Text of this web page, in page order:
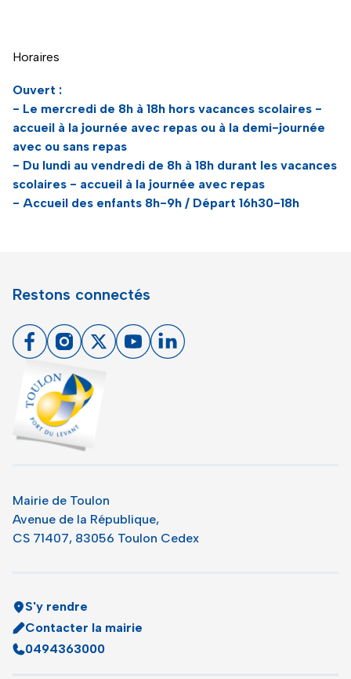
Horaires
Ouvert :
- Le mercredi de 8h à 18h hors vacances scolaires -
accueil à la journée avec repas ou à la demi-journée
avec ou sans repas
- Du lundi au vendredi de 8h à 18h durant les vacances
scolaires - accueil à la journée avec repas
- Accueil des enfants 8h-9h / Départ 16h30-18h
Restons connectés
FacebookInstagram
X YoutubeLinkedin
Mairie de Toulon
Avenue de la République,
CS 71407, 83056 Toulon Cedex
S'y rendre
Contacter la mairie
0494363000